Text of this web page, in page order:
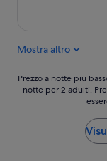
Mostra altro
Prezzo
Prezzo a notte più
notte per 2 adulti.